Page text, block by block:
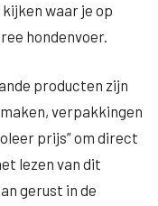
waar je op
hondenvoer.
producten zijn
verpakkingen
prijs” om direct
lezen van dit
gerust in de